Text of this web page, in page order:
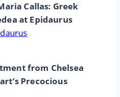
Callas: Greek
at Epidaurus
from Chelsea
Precocious